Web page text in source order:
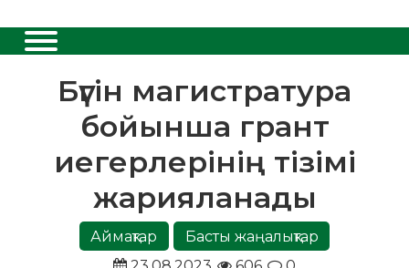
Бүгін магистратура
бойынша грант
иегерлерінің тізімі
жарияланады
Аймақтар
Басты жаңалықтар